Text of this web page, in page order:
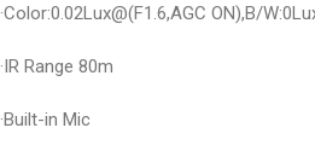
·Color:0.02Lux@(F1.6,AGC ON),B/
·IR Range 80m
·Built-in Mic